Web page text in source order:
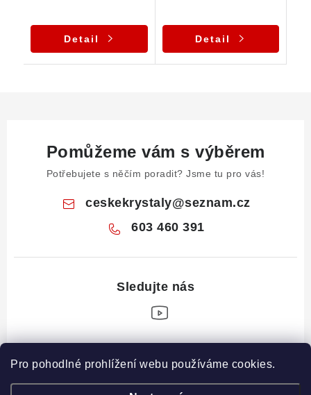
Pro pohodlné prohlížení webu používáme cookies.
Detail Detail
Pomůžeme vám s výběrem
Potřebujete s něčím poradit? Jsme tu pro vás!
ceskekrystaly@seznam.cz
603 460 391
Z
Informace pro vás